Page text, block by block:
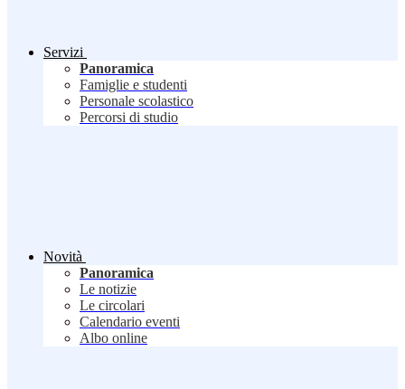
Servizi
Panoramica
Famiglie e studenti
Personale scolastico
Percorsi di studio
Novità
Panoramica
Le notizie
Le circolari
Calendario eventi
Albo online